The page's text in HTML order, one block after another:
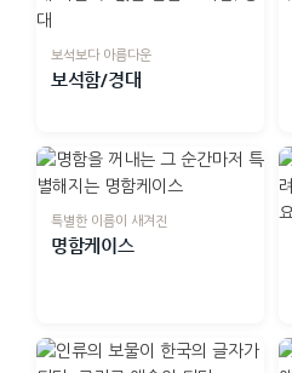
보석보다 아름다운
보석함/경대
특별한 이름이 새겨진
명함케이스